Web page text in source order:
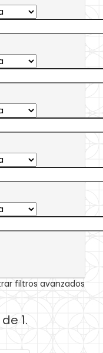
filtros avanzados
1.